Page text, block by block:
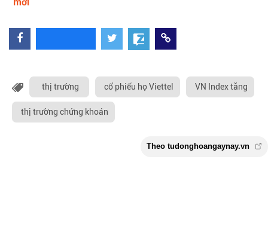
thị trường cổ phiếu họ Viettel VN Index tăng
thị trường chứng khoán